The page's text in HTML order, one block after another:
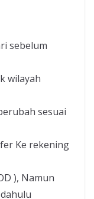
sebelum
wilayah
sesuai
Ke rekening
), Namun